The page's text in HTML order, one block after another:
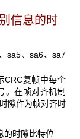
信息的时
sa5、sa6、sa7
CRC复帧中每个
。在帧对齐机制
隙作为帧对齐时
的时隙比特位